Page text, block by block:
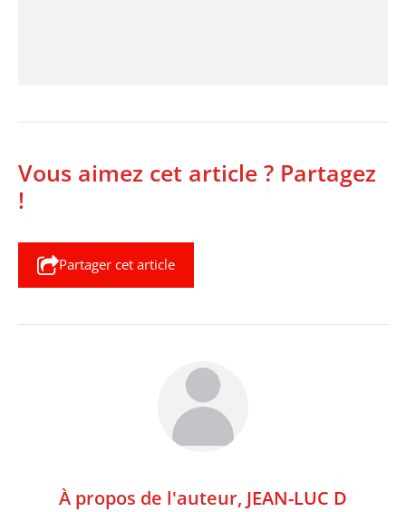
Vous aimez cet article ? Partagez
!
Partager cet article
À propos de l'auteur, JEAN-LUC D